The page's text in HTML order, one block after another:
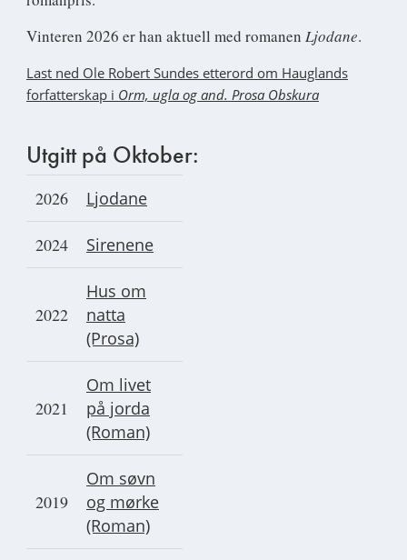
Vinteren 2026 er han aktuell med romanen Ljodane.
Last ned Ole Robert Sundes etterord om Hauglands
forfatterskap i Orm, ugla og and. Prosa Obskura
Utgitt på Oktober:
2026 Ljodane
2024 Sirenene
2022
Hus om
natta
(Prosa)
2021
Om livet
på jorda
(Roman)
2019
Om søvn
og mørke
(Roman)